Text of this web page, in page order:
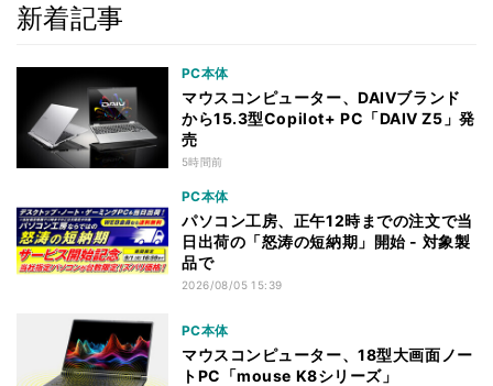
新着記事
PC本体
マウスコンピューター、DAIVブランド
から15.3型Copilot+ PC「DAIV Z5」発
売
5時間前
PC本体
パソコン工房、正午12時までの注文で当
日出荷の「怒涛の短納期」開始 - 対象製
品で
2026/08/05 15:39
PC本体
マウスコンピューター、18型大画面ノー
トPC「mouse K8シリーズ」